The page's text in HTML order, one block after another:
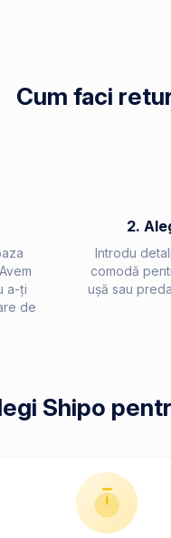
Cum faci
a-ți
de
2.
Introdu
comodă
ușă sau
Shipo